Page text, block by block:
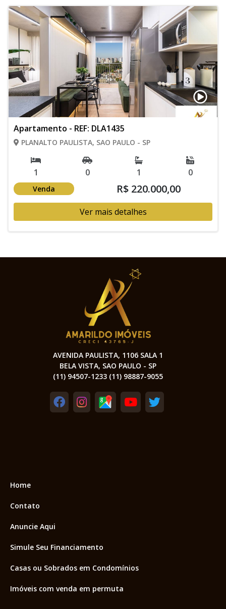
Apartamento - REF: DLA1435
PLANALTO PAULISTA, SAO PAULO - SP
1 0 1 0
Venda R$ 220.000,00
Ver mais detalhes
AVENIDA PAULISTA, 1106 SALA 1
BELA VISTA, SAO PAULO - SP
(11) 94507-1233 (11) 98887-9055
Home
Contato
Anuncie Aqui
Simule Seu Financiamento
Casas ou Sobrados em Condomínios
Imóveis com venda em permuta